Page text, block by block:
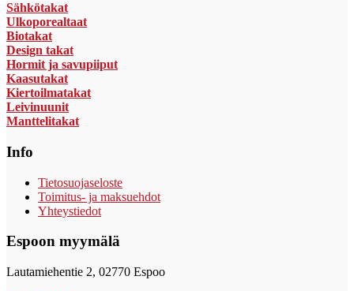
Sähkötakat
Ulkoporealtaat
Biotakat
Design takat
Hormit ja savupiiput
Kaasutakat
Kiertoilmatakat
Leivinuunit
Manttelitakat
Info
Tietosuojaseloste
Toimitus- ja maksuehdot
Yhteystiedot
Espoon myymälä
Lautamiehentie 2, 02770 Espoo